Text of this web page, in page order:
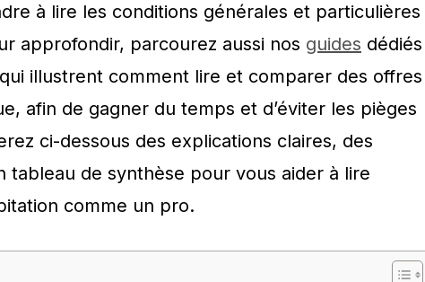
à lire les conditions générales et particulières
approfondir, parcourez aussi nos guides dédiés
illustrent comment lire et comparer des offres
afin de gagner du temps et d’éviter les pièges
ci-dessous des explications claires, des
tableau de synthèse pour vous aider à lire
comme un pro.